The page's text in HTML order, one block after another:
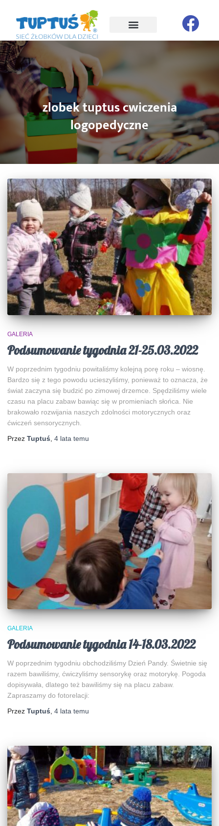
zlobek tuptus cwiczenia
logopedyczne
GALERIA
Podsumowanie tygodnia 21-25.03.2022
W poprzednim tygodniu powitaliśmy kolejną porę roku – wiosnę.
Bardzo się z tego powodu ucieszyliśmy, ponieważ to oznacza, że
świat zaczyna się budzić po zimowej drzemce. Spędziliśmy wiele
czasu na placu zabaw bawiąc się w promieniach słońca. Nie
brakowało rozwijania naszych zdolności motorycznych oraz
ćwiczeń sensorycznych.
Przez Tuptuś 4 lata temu
GALERIA
Podsumowanie tygodnia 14-18.03.2022
W poprzednim tygodniu obchodziliśmy Dzień Pandy. Świetnie się
razem bawiliśmy, ćwiczyliśmy sensorykę oraz motorykę. Pogoda
dopisywała, dlatego też bawiliśmy się na placu zabaw.
Zapraszamy do fotorelacji:
Przez Tuptuś, 4 lata temu